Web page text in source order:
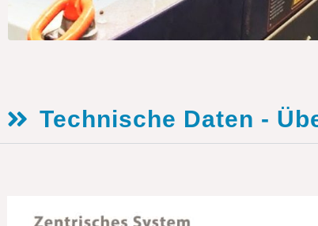
Technische Daten -